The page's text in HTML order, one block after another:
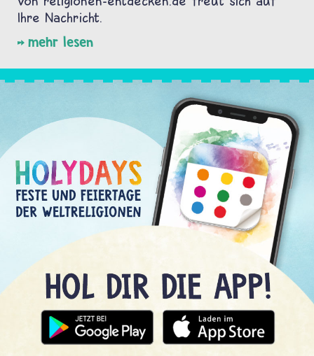
Ihre Nachricht.
mehr lesen